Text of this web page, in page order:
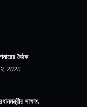
বৈঠক
2026
সাক্ষাৎ